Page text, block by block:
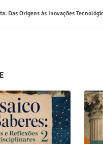
Das Origens às Inovações